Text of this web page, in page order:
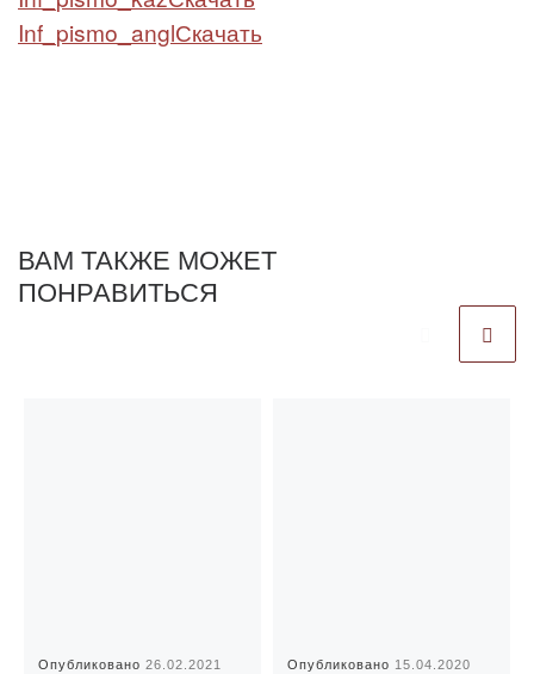
Inf_pismo_anglСкачать
ВАМ ТАКЖЕ МОЖЕТ
ПОНРАВИТЬСЯ
Опубликовано26.02.2021 Опубликовано 15.04.2020